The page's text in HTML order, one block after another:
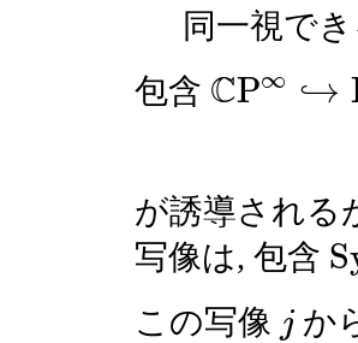
同一視で
包含 CP∞ ↪
が誘導される
写像は, 包含 S
この写像 j か